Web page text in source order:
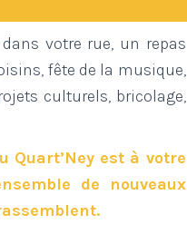
votre rue, un repas
fête de la musique,
culturels, bricolage,
Quart’Ney est à votre
de nouveaux